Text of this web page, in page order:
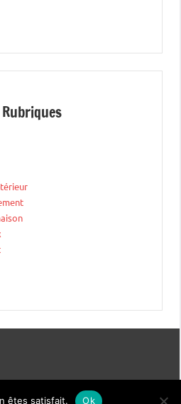
Rubriques
êtes satisfait. Ok